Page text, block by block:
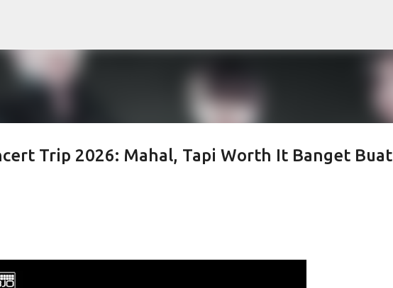
Trip 2026: Mahal, Tapi Worth It Banget Buat